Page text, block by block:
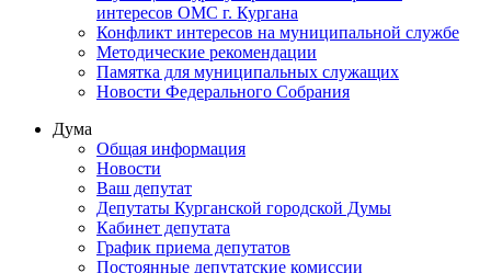
интересов ОМС г. Кургана
Конфликт интересов на муниципальной службе
Методические рекомендации
Памятка для муниципальных служащих
Новости Федерального Cобрания
Дума
Общая информация
Новости
Ваш депутат
Депутаты Курганской городской Думы
Кабинет депутата
График приема депутатов
Постоянные депутатские комиссии